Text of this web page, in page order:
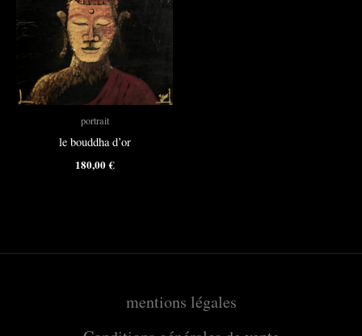
portrait
le bouddha d’or
180,00€
mentions légales